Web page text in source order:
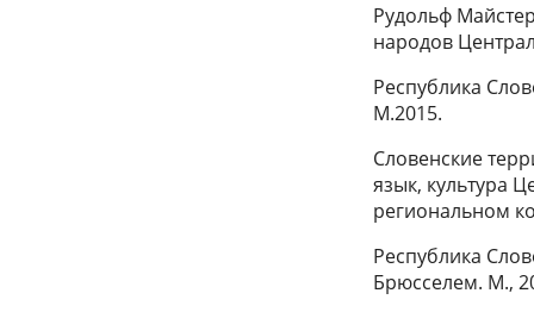
Рудольф
народов
Республика
М.2015.
Словенские
язык, культура
региональном
Республика
Брюсселем. М.,